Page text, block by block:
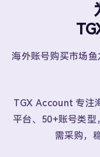
海外账号购买市场
TGX Account 专注
平台、50+账号类型
需采购，